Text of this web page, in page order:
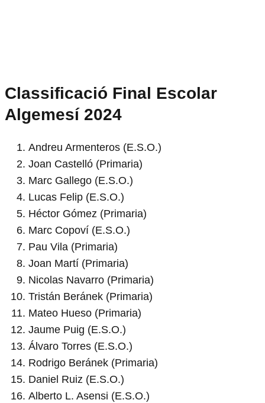
Classificació Final Escolar
Algemesí 2024
Andreu Armenteros (E.S.O.)
Joan Castelló (Primaria)
Marc Gallego (E.S.O.)
Lucas Felip (E.S.O.)
Héctor Gómez (Primaria)
Marc Copoví (E.S.O.)
Pau Vila (Primaria)
Joan Martí (Primaria)
Nicolas Navarro (Primaria)
Tristán Beránek (Primaria)
Mateo Hueso (Primaria)
Jaume Puig (E.S.O.)
Álvaro Torres (E.S.O.)
Rodrigo Beránek (Primaria)
Daniel Ruiz (E.S.O.)
Alberto L. Asensi (E.S.O.)